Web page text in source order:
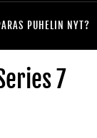
PUHELIN NYT?
7